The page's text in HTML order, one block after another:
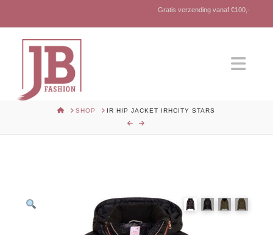
Gratis verzending vanaf €100,-
HOMESHOP IR HIP JACKET IRHCITY STARS